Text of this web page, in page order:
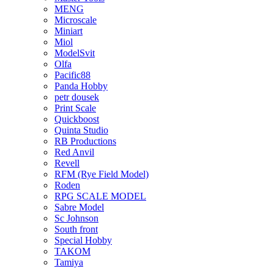
MENG
Microscale
Miniart
Miol
ModelSvit
Olfa
Pacific88
Panda Hobby
petr dousek
Print Scale
Quickboost
Quinta Studio
RB Productions
Red Anvil
Revell
RFM (Rye Field Model)
Roden
RPG SCALE MODEL
Sabre Model
Sc Johnson
South front
Special Hobby
TAKOM
Tamiya